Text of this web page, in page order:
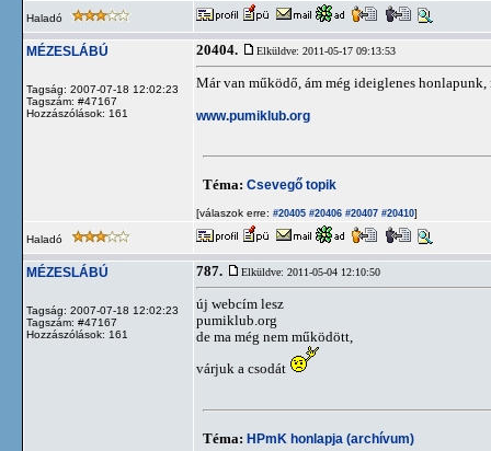
Haladó
MÉZESLÁBÚ
Tagság: 2007-07-18 12:02:23
Tagszám: #47167
Hozzászólások: 161
20404. Elküldve: 2011-05-17 09:13:53
Már van működő, ám még ideiglenes
www.pumiklub.org
Téma: Csevegő topik
[válaszok erre: #20405 #20406 #20407 #20410]
Haladó
MÉZESLÁBÚ
Tagság: 2007-07-18 12:02:23
Tagszám: #47167
Hozzászólások: 161
787. Elküldve: 2011-05-04 12:10:50
új webcím lesz
pumiklub.org
de ma még nem működött,
várjuk a csodát
Téma: HPmK honlapja (archívum)